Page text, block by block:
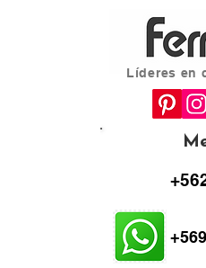
Líderes en